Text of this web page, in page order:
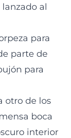
al
para
parte de
para
otro de los
boca
interior